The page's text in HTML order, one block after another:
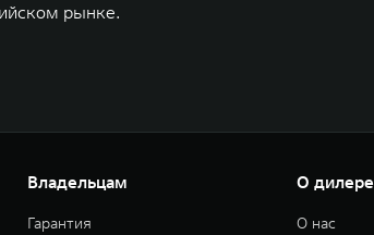
рынке.
Владельцам
Гарантия
О дилере
О нас